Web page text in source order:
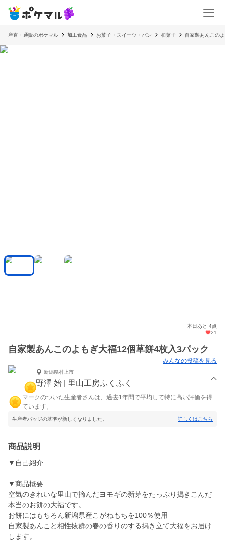
産直・通販のポケマル 加工食品 お菓子・スイーツ・パン 和菓子 自家製あんこの
本日あと 4点
21
自家製あんこのよもぎ大福12個草餅4枚入3パック
みんなの投稿を見る
新潟県村上市
野澤 始 | 里山工房ふくふく
マークのついた生産者さんは、過去1年間で平均して特に高い評価を得
ています。
生産者バッジの基準が新しくなりました。 詳しくはこちら
商品説明
▼自己紹介
▼商品概要
空気のきれいな里山で摘んだヨモギの新芽をたっぷり搗きこんだ
本当のお餅の大福です。
お餅にはもちろん新潟県産こがねもちを100％使用
自家製あんこと相性抜群の春の香りのする搗き立て大福をお届け
します。